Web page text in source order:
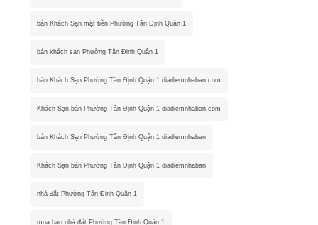
bán Khách Sạn mặt tiền Phường Tân Định Quận 1
bán khách sạn Phường Tân Định Quận 1
bán Khách Sạn Phường Tân Định Quận 1 diadiemnhaban.com
Khách Sạn bán Phường Tân Định Quận 1 diadiemnhaban.com
bán Khách Sạn Phường Tân Định Quận 1 diadiemnhaban
Khách Sạn bán Phường Tân Định Quận 1 diadiemnhaban
nhà đất Phường Tân Định Quận 1
mua bán nhà đất Phường Tân Định Quận 1